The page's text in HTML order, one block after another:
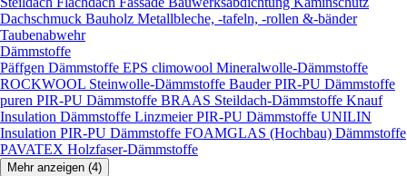
Dachschmuck Bauholz Metallbleche, -tafeln, -rollen &-bänder
Taubenabwehr
Dämmstoffe
Päffgen Dämmstoffe EPS climowool Mineralwolle-Dämmstoffe
ROCKWOOL Steinwolle-Dämmstoffe Bauder PIR-PU Dämmstoffe
puren PIR-PU Dämmstoffe BRAAS Steildach-Dämmstoffe Knauf
Insulation Dämmstoffe Linzmeier PIR-PU Dämmstoffe UNILIN
Insulation PIR-PU Dämmstoffe FOAMGLAS (Hochbau) Dämmstoffe
PAVATEX Holzfaser-Dämmstoffe
Mehr anzeigen (4)